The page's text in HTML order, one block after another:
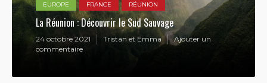
EUROPE FRANCE RÉUNION
La Réunion : Découvrir le Sud Sauvage
24 octobre 2021 Tristan et Emma
Ajouter un
commentaire